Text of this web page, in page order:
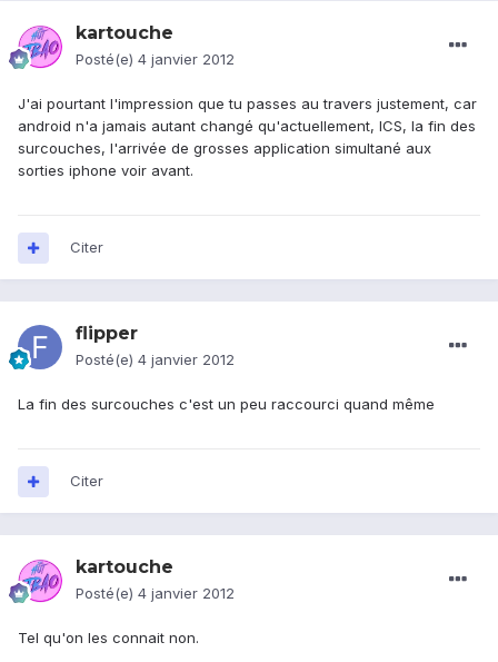
kartouche
Posté(e) 4 janvier 2012
J'ai pourtant l'impression que tu passes au travers justement, car
android n'a jamais autant changé qu'actuellement, ICS, la fin des
surcouches, l'arrivée de grosses application simultané aux
sorties iphone voir avant.
Citer
flipper
Posté(e) 4 janvier 2012
La fin des surcouches c'est un peu raccourci quand même
Citer
kartouche
Posté(e) 4 janvier 2012
Tel qu'on les connait non.